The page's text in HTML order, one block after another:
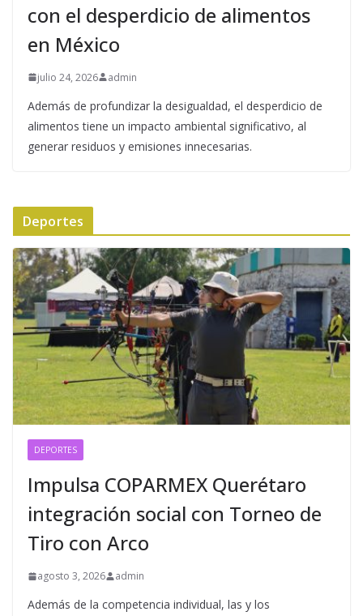
con el desperdicio de alimentos
en México
julio 24, 2026 admin
Además de profundizar la desigualdad, el desperdicio de
alimentos tiene un impacto ambiental significativo, al
generar residuos y emisiones innecesarias.
Deportes
DEPORTES
Impulsa COPARMEX Querétaro
integración social con Torneo de
Tiro con Arco
agosto 3, 2026 admin
Además de la competencia individual, las y los